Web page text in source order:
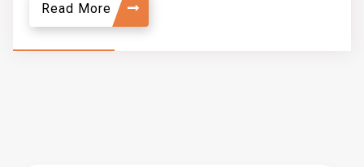
Read More